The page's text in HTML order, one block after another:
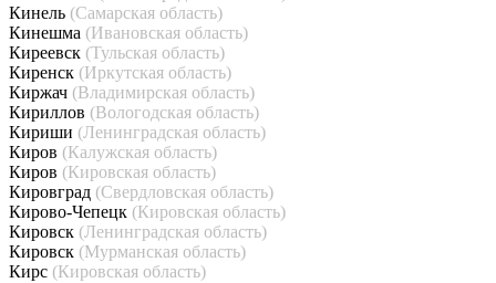
Кинель (Самарская область)
Кинешма (Ивановская область)
Киреевск (Тульская область)
Киренск (Иркутская область)
Киржач (Владимирская область)
Кириллов (Вологодская область)
Кириши (Ленинградская область)
Киров (Калужская область)
Киров (Кировская область)
Кировград (Свердловская область)
Кирово-Чепецк (Кировская область)
Кировск (Ленинградская область)
Кировск (Мурманская область)
Кирс (Кировская область)